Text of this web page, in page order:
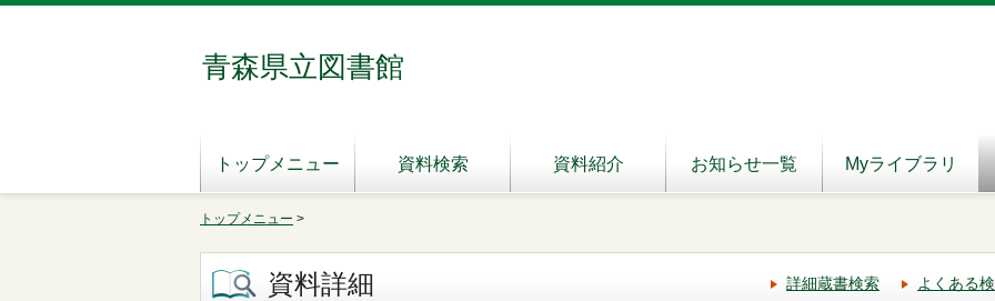
青森県立図書館
トップメニュー 資料検索 資料紹介 お知らせ一覧 Myライブラリ
トップメニュー >
資料詳細 詳細蔵書検索 よくある